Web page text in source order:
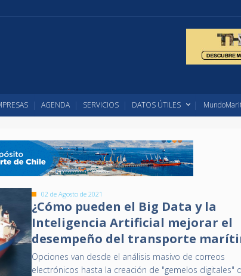
AGENDA SERVICIOS DATOS ÚTILES
02 de Agosto de 2021
¿Cómo pueden el Big Data y la
Inteligencia Artificial mejorar el
desempeño del transporte
Opciones van desde el análisis masivo de correos
electrónicos hasta la creación de "gemelos digitales"